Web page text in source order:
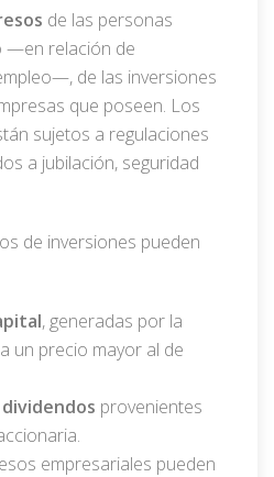
de las personas
—en relación de
de las inversiones
que poseen. Los
sujetos a regulaciones
a jubilación, seguridad
de inversiones pueden
, generadas por la
un precio mayor al de
provenientes
empresariales pueden